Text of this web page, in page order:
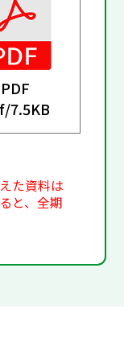
PDF
7.5KB
た資料は
と、全期